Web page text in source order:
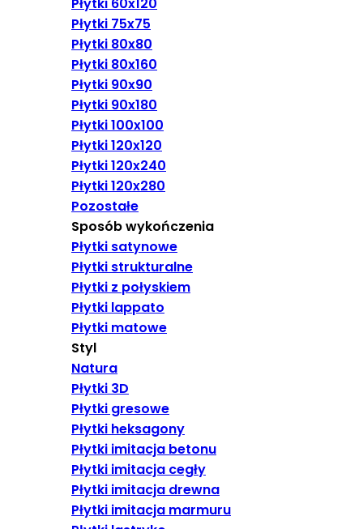
Płytki 60x120
Płytki 75x75
Płytki 80x80
Płytki 80x160
Płytki 90x90
Płytki 90x180
Płytki 100x100
Płytki 120x120
Płytki 120x240
Płytki 120x280
Pozostałe
Sposób wykończenia
Płytki satynowe
Płytki strukturalne
Płytki z połyskiem
Płytki lappato
Płytki matowe
Styl
Natura
Płytki 3D
Płytki gresowe
Płytki heksagony
Płytki imitacja betonu
Płytki imitacja cegły
Płytki imitacja drewna
Płytki imitacja marmuru